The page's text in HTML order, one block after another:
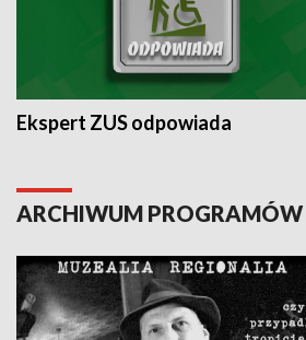
Ekspert ZUS odpowiada
ARCHIWUM PROGRAMÓW